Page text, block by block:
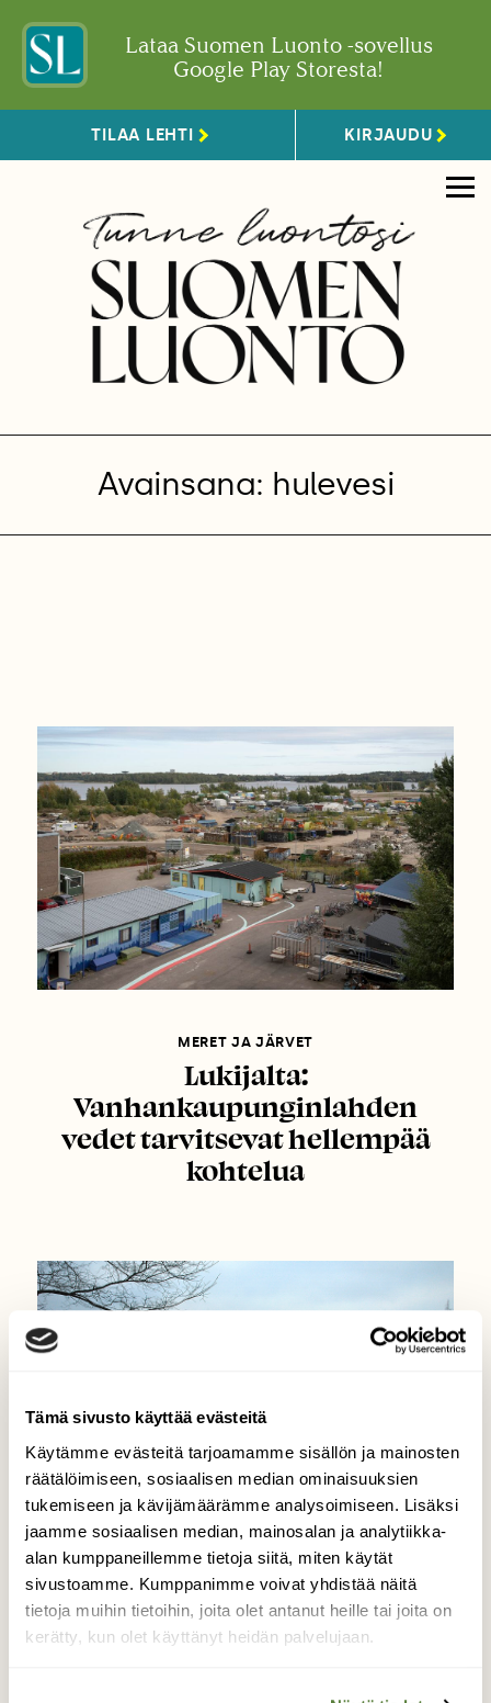
Tämä sivusto käyttää evästeitä
Käytämme evästeitä tarjoamamme sisällön ja mainosten
räätälöimiseen, sosiaalisen median ominaisuuksien
tukemiseen ja kävijämäärämme analysoimiseen. Lisäksi
jaamme sosiaalisen median, mainosalan ja analytiikka-
alan kumppaneillemme tietoja siitä, miten käytät
sivustoamme. Kumppanimme voivat yhdistää näitä
tietoja muihin tietoihin, joita olet antanut heille tai joita on
kerätty, kun olet käyttänyt heidän palvelujaan.
Lataa Suomen Luonto -sovellus
Google Play Storesta!
TILAA LEHTI KIRJAUDU
Avainsana: hulevesi
MERET JA JÄRVET
Lukijalta:
Vanhankaupunginlahden
vedet tarvitsevat hellempää
kohtelua
BLOGI: TOIMITUKSELTA
Outo puistosuunnitelma